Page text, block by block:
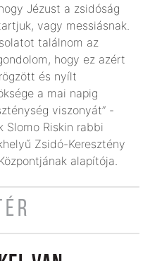
Jézust a zsidóság
vagy messiásnak.
találnom az
hogy ez azért
és nyílt
a mai napig
viszonyát” -
Slomo Riskin rabbi
Zsidó-Keresztény
alapítója.